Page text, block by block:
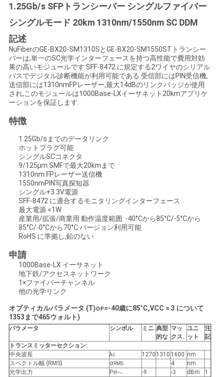
し
な
さ
い
ニ
ュ
要
な
さ
い
1.25Gb/s SFPトランシーバー シングルファイバー
シングルモード 20km 1310nm/1550nm SC DDM
記述
NuFiberのGE-BX20-SM1310SとGE-BX20-SM1550STトランシー
バーは,単一のSC光学インターフェースを持つ高性能で費用対効
果の高いモジュールです.SFF-8472 に規定する2ワイヤのシリアル
バスでデジタル診断機能が利用可能である.受信部にはPIN受信機,
送信部には1310nmFPレーザー,最大14dBのリンクバッジが使用
され,このモジュールは1000Base-LXイーサネット20kmアプリケ
ーションを保証します.
特徴
1.25Gb/sまでのデータリンク
ホットプラグ可能
シングルSCコネクタ
9/125μm SMFで最大20kmまで
1310nm FPレーザー送信機
1550nmPIN写真探知器
シングル+3.3V電源
SFF-8472 に適合するモニタリングインターフェース
最大電源 <1W
産業用/拡張/商業用 動作温度範囲: -40°Cから85°C/-5°Cから
85°C/-0°Cから70°C バージョン利用可能
RoHS に準拠し,鉛のない
申請
1000Base-LX イーサネット
地下鉄/アクセスネットワーク
1×ファイバーチャンネル
他の光学リンク
オプティカルパラメータ (T)OP=-40歳に85°C,VCC = 3 について
1353まで465ウォルト)
パラメータ シンボル ミニ.典型
的な
マッ
クス.
ユニ
ット
注
記
トランスミッターセクション:
中央波長
λc 1270 1310 1600 nm
スペクトル幅 (RMS)
σRMS 4
nm
光学出力
P外へ -9 -3 dBm
1